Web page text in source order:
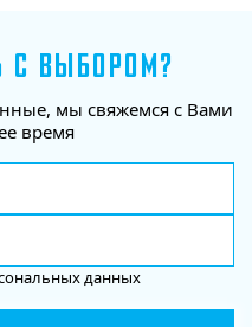
ВЫБОРОМ?
мы свяжемся с Вами
время
данных